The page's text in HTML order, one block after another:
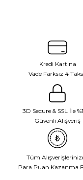
Kredi Kartına
Vade Farksız 4
3D Secure & SSL İle
Güvenli Alışveriş
Tüm
Para Puan Kazanma